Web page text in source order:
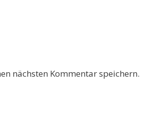
nächsten Kommentar speichern.